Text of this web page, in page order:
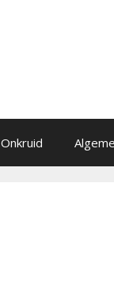
Onkruid